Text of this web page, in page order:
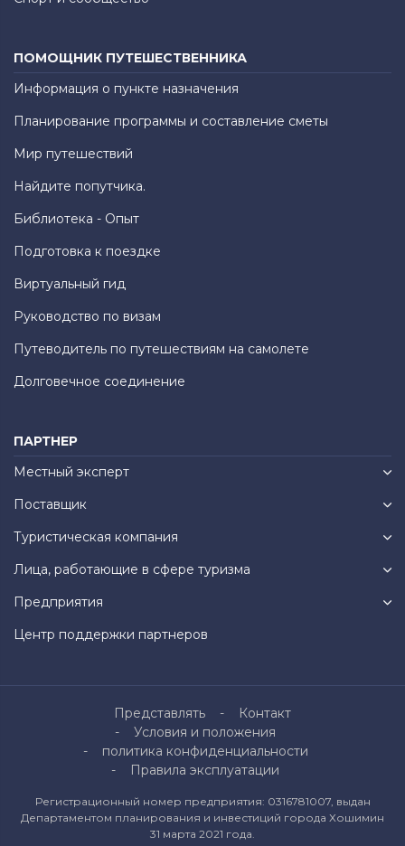
ПОМОЩНИК ПУТЕШЕСТВЕННИКА
Информация о пункте назначения
Планирование программы и составление сметы
Мир путешествий
Найдите попутчика.
Библиотека - Опыт
Подготовка к поездке
Виртуальный гид
Руководство по визам
Путеводитель по путешествиям на самолете
Долговечное соединение
ПАРТНЕР
Местный эксперт
Поставщик
Туристическая компания
Лица, работающие в сфере туризма
Предприятия
Центр поддержки партнеров
Представлять
Контакт
Условия и положения
политика конфиденциальности
Правила эксплуатации
Регистрационный номер предприятия: 0316781007, выдан
Департаментом планирования и инвестиций города Хошимин
31 марта 2021 года.